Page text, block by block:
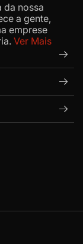
da nossa
a gente,
emprese
Ver Mais